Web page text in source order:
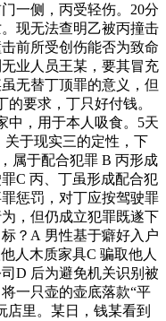
一侧，丙受轻伤。20分
现无法查明乙被丙撞击
前所受创伤能否为致命
业人员王某，要其冒充
无替丁顶罪的意义，但
要求，丁只好付钱。
中，用于本人吸食。5天
关于现实三的定性，下
属于配合犯罪 B 丙形成
C 丙、丁虽形成配合犯
惩罚，对丁应按驾驶罪
，但仍成立犯罪既遂下
？A 男性基于癖好入户
人木质家具C 骗取他人
D 后为避免机关识别被
一只壶的壶底落款“平
店里。某日，钱某看到